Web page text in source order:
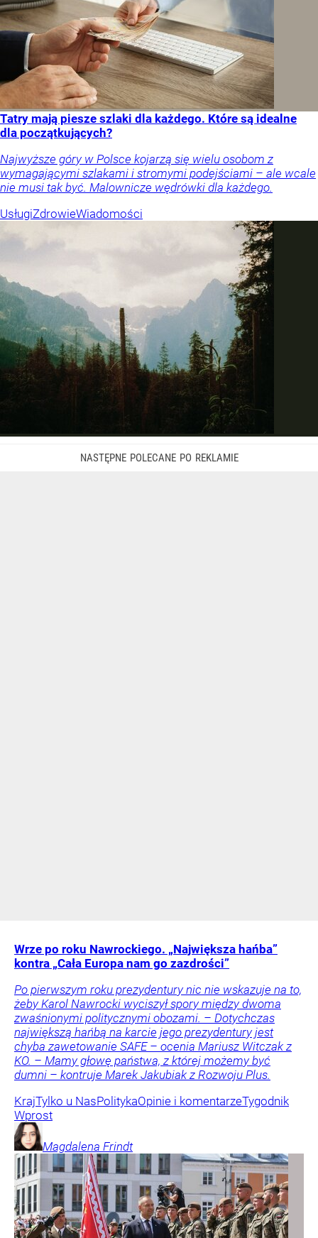
Tatry mają piesze szlaki dla każdego. Które są idealne
dla początkujących?
Najwyższe góry w Polsce kojarzą się wielu osobom z
wymagającymi szlakami i stromymi podejściami – ale wcale
nie musi tak być. Malownicze wędrówki dla każdego.
UsługiZdrowieWiadomości
Wrze po roku Nawrockiego. „Największa hańba”
kontra „Cała Europa nam go zazdrości”
Po pierwszym roku prezydentury nic nie wskazuje na to,
żeby Karol Nawrocki wyciszył spory między dwoma
zwaśnionymi politycznymi obozami. – Dotychczas
największą hańbą na karcie jego prezydentury jest
chyba zawetowanie SAFE – ocenia Mariusz Witczak z
KO. – Mamy głowę państwa, z której możemy być
dumni – kontruje Marek Jakubiak z Rozwoju Plus.
KrajTylko u NasPolitykaOpinie i komentarzeTygodnik
Wprost
Magdalena Frindt